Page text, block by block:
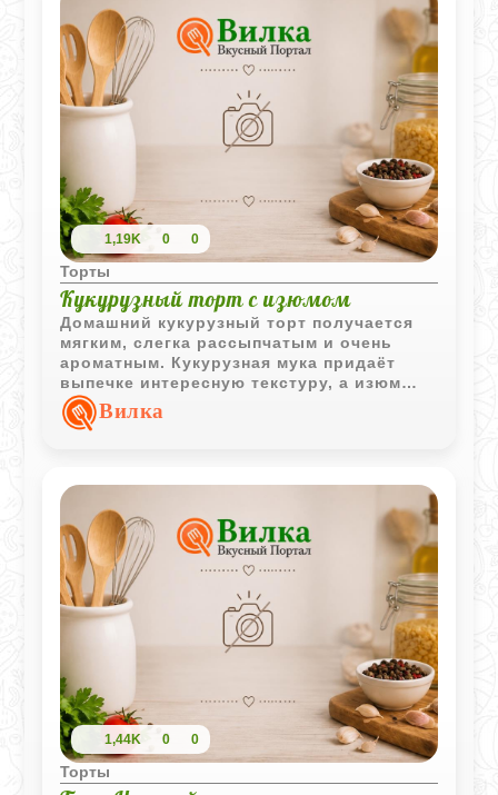
1,19K 0 0
Торты
Кукурузный торт с изюмом
Домашний кукурузный торт получается
мягким, слегка рассыпчатым и очень
ароматным. Кукурузная мука придаёт
выпечке интересную текстуру, а изюм
делает вкус более насыщенным и
уютным.
Вилка
1,44K 0 0
Торты